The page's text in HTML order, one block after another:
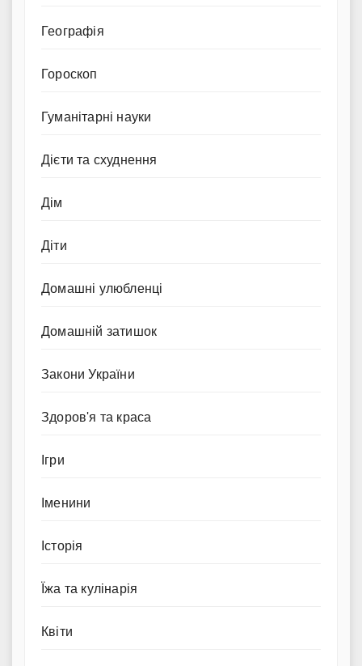
Географія
Гороскоп
Гуманітарні науки
Дієти та схуднення
Дім
Діти
Домашні улюбленці
Домашній затишок
Закони України
Здоров'я та краса
Ігри
Іменини
Історія
Їжа та кулінарія
Квіти